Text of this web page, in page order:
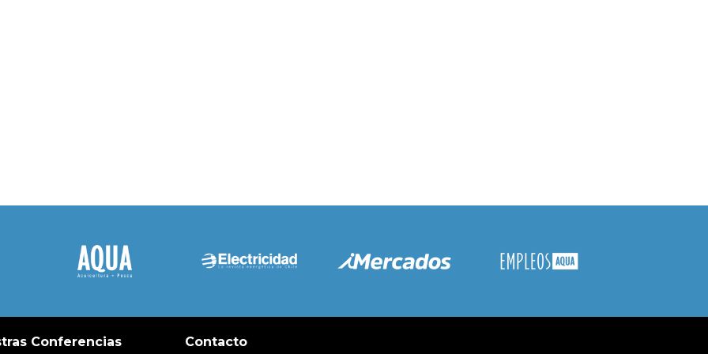
Conferencias Contacto